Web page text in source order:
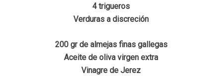
4 trigueros
Verduras a discreción
200 gr de almejas finas gallegas
Aceite de oliva virgen extra
Vinagre de Jerez